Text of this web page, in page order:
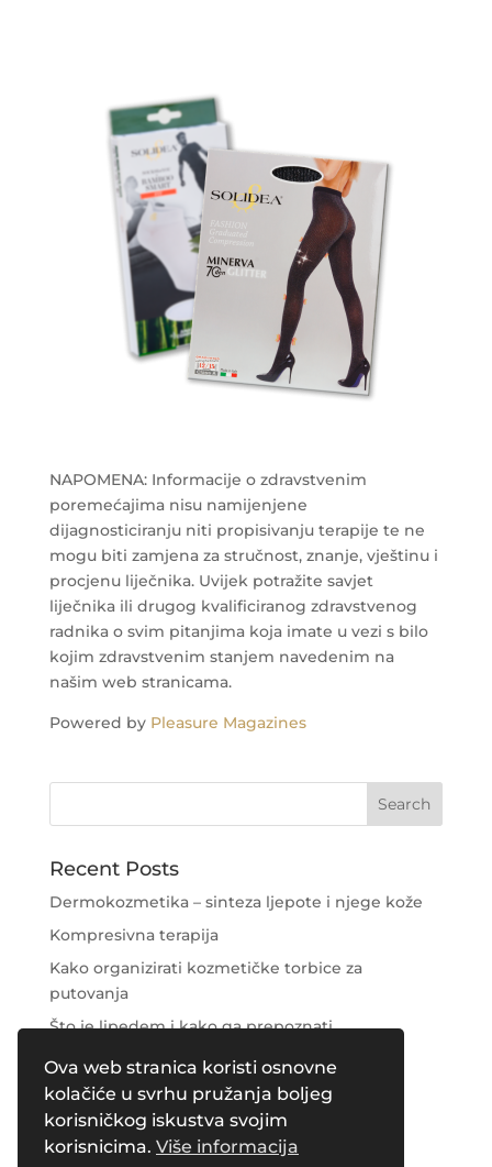
Ova web stranica koristi osnovne
kolačiće u svrhu pružanja boljeg
korisničkog iskustva svojim
korisnicima. Više informacija
NAPOMENA: Informacije o zdravstvenim
poremećajima nisu namijenjene
dijagnosticiranju niti propisivanju terapije te ne
mogu biti zamjena za stručnost, znanje, vještinu i
procjenu liječnika. Uvijek potražite savjet
liječnika ili drugog kvalificiranog zdravstvenog
radnika o svim pitanjima koja imate u vezi s bilo
kojim zdravstvenim stanjem navedenim na
našim web stranicama.
Powered by Pleasure Magazines
Recent Posts
Dermokozmetika – sinteza ljepote i njege kože
Kompresivna terapija
Kako organizirati kozmetičke torbice za
putovanja
Što je lipedem i kako ga prepoznati
Njega područja oko očiju
Recent Comments